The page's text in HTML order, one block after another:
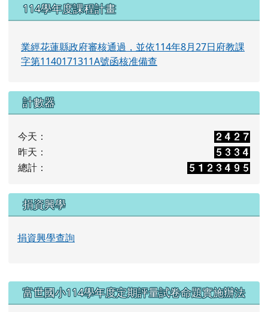
114學年度課程計畫
業經花蓮縣政府審核通過，並依114年8月27日府教課
字第1140171311A號函核准備查
計數器
今天：
昨天：
總計：
捐資興學
捐資興學查詢
右邊區域內容
富世國小114學年度定期評量試卷命題實施辦法